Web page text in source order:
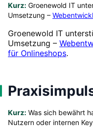
Kurz: Groenewold IT
Umsetzung –
Groenewold IT
Umsetzung –
für Onlineshops.
Kurz: Was sich bewährt
Nutzern oder internen